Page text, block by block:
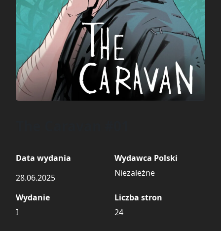
Data wydania
28.06.2025
Wydawca Polski
Niezależne
Wydanie
I
Liczba stron
24